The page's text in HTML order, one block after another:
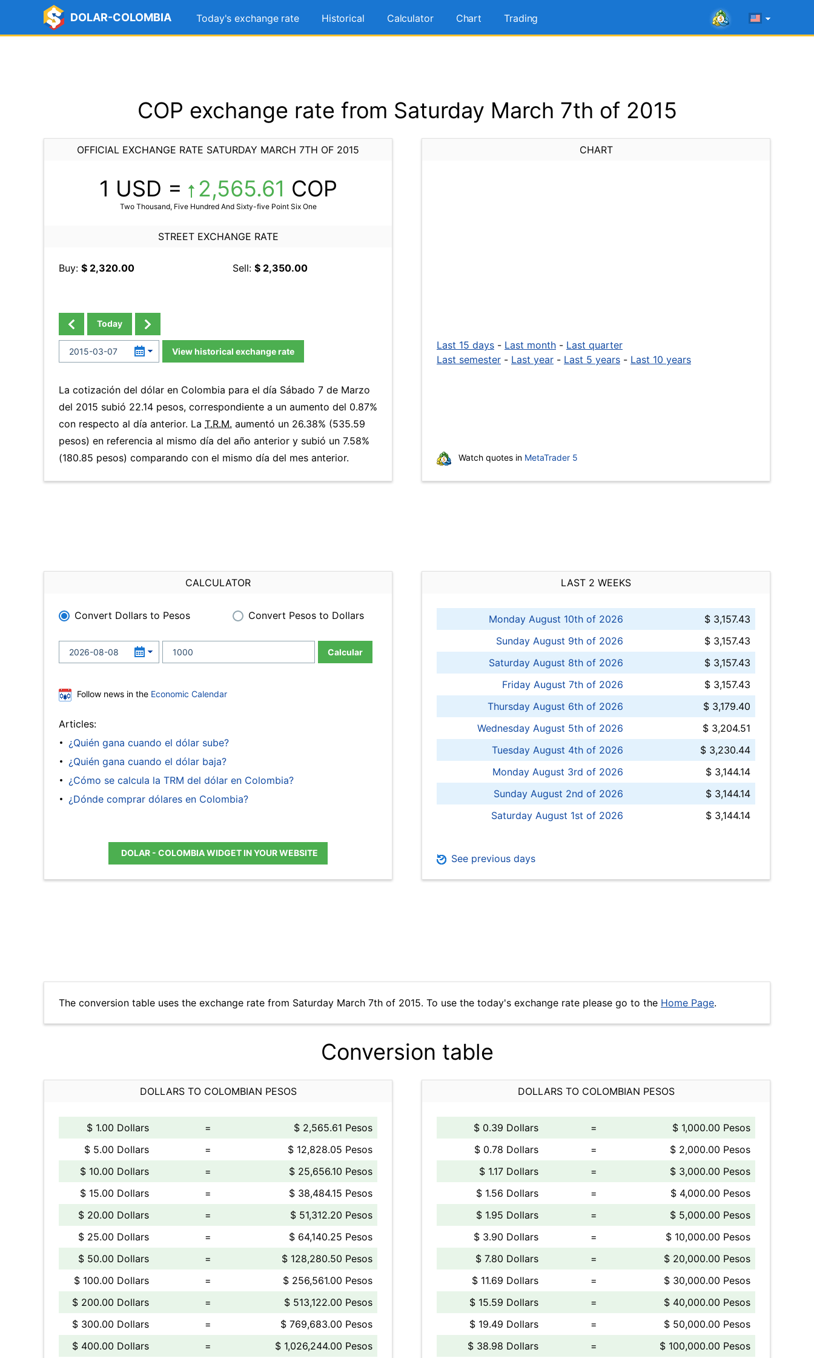
DOLAR-COLOMBIA Today's exchange rate Historical Calculator Chart Trading
COP exchange rate from Saturday March 7th of 2015
OFFICIAL EXCHANGE RATE SATURDAY MARCH 7TH OF 2015
1 USD = 2,565.61 COP
Two Thousand, Five Hundred And Sixty-five Point Six One
STREET EXCHANGE RATE
Buy: $ 2,320.00 Sell: $ 2,350.00
Today
View historical exchange rate
La cotización del dólar en Colombia para el día Sábado 7 de Marzo
del 2015 subió 22.14 pesos, correspondiente a un aumento del 0.87%
con respecto al día anterior. La T.R.M. aumentó un 26.38% (535.59
pesos) en referencia al mismo día del año anterior y subió un 7.58%
(180.85 pesos) comparando con el mismo día del mes anterior.
CHART
Last 15 days - Last month - Last quarter
Last semester - Last year - Last 5 years - Last 10 years
Watch quotes in MetaTrader 5
CALCULATOR
Convert Dollars to Pesos Convert Pesos to Dollars
Calcular
Follow news in the Economic Calendar
Articles:
¿Quién gana cuando el dólar sube?
¿Quién gana cuando el dólar baja?
¿Cómo se calcula la TRM del dólar en Colombia?
¿Dónde comprar dólares en Colombia?
DOLAR - COLOMBIA WIDGET IN YOUR WEBSITE
LAST 2 WEEKS
Monday August 10th of 2026
$ 3,157.43
Sunday August 9th of 2026
$ 3,157.43
Saturday August 8th of 2026
$ 3,157.43
Friday August 7th of 2026
$ 3,157.43
Thursday August 6th of 2026
$ 3,179.40
Wednesday August 5th of 2026
$ 3,204.51
Tuesday August 4th of 2026
$ 3,230.44
Monday August 3rd of 2026
$ 3,144.14
Sunday August 2nd of 2026
$ 3,144.14
Saturday August 1st of 2026
$ 3,144.14
See previous days
The conversion table uses the exchange rate from Saturday March 7th of 2015. To use the today's exchange rate please go to the Home Page.
Conversion table
DOLLARS TO COLOMBIAN PESOS
$ 1.00 Dollars =
$ 2,565.61 Pesos
$ 5.00 Dollars
=
$ 12,828.05 Pesos
$ 10.00 Dollars
=
$ 25,656.10 Pesos
$ 15.00 Dollars
=
$ 38,484.15 Pesos
$ 20.00 Dollars
=
$ 51,312.20 Pesos
$ 25.00 Dollars
=
$ 64,140.25 Pesos
$ 50.00 Dollars
=
$ 128,280.50 Pesos
$ 100.00 Dollars
=
$ 256,561.00 Pesos
$ 200.00 Dollars
=
$ 513,122.00 Pesos
$ 300.00 Dollars
=
$ 769,683.00 Pesos
$ 400.00 Dollars
= $ 1,026,244.00 Pesos
DOLLARS TO COLOMBIAN PESOS
$ 0.39 Dollars =
$ 1,000.00 Pesos
$ 0.78 Dollars
=
$ 2,000.00 Pesos
$ 1.17 Dollars
=
$ 3,000.00 Pesos
$ 1.56 Dollars
=
$ 4,000.00 Pesos
$ 1.95 Dollars
=
$ 5,000.00 Pesos
$ 3.90 Dollars
=
$ 10,000.00 Pesos
$ 7.80 Dollars
=
$ 20,000.00 Pesos
$ 11.69 Dollars
=
$ 30,000.00 Pesos
$ 15.59 Dollars
=
$ 40,000.00 Pesos
$ 19.49 Dollars
=
$ 50,000.00 Pesos
$ 38.98 Dollars
= $ 100,000.00 Pesos